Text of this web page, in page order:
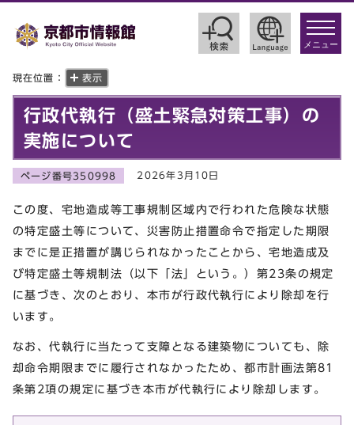
toggle
メニュー
現在位置： 表示
行政代執行（盛土緊急対策工事）の
実施について
ページ番号350998 2026年3月10日
この度、宅地造成等工事規制区域内で行われた危険な状態
の特定盛土等について、災害防止措置命令で指定した期限
までに是正措置が講じられなかったことから、宅地造成及
び特定盛土等規制法（以下「法」という。）第23条の規定
に基づき、次のとおり、本市が行政代執行により除却を行
います。
なお、代執行に当たって支障となる建築物についても、除
却命令期限までに履行されなかったため、都市計画法第81
条第2項の規定に基づき本市が代執行により除却します。